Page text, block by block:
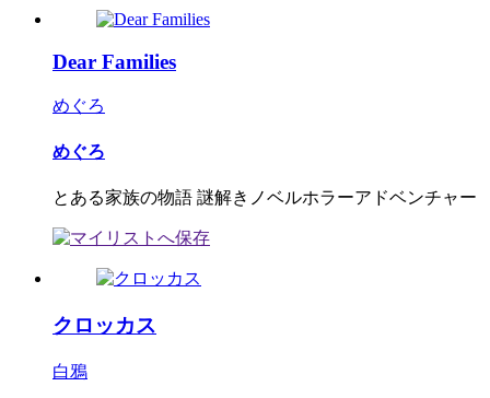
Dear Families
めぐろ
めぐろ
とある家族の物語 謎解きノベルホラーアドベンチャー
クロッカス
白鴉